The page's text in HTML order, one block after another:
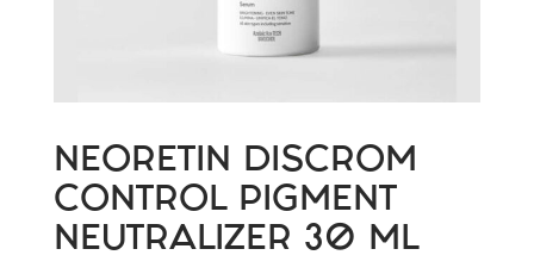
NEORETIN DISCROM
CONTROL PIGMENT
NEUTRALIZER 30 ML